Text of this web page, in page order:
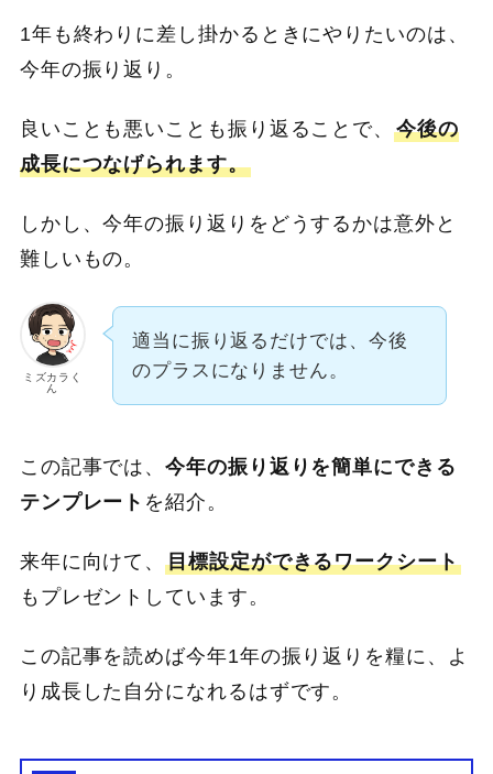
1年も終わりに差し掛かるときにやりたいのは、
今年の振り返り。
良いことも悪いことも振り返ることで、今後の
成長につなげられます。
しかし、今年の振り返りをどうするかは意外と
難しいもの。
ミズカラく
ん
適当に振り返るだけでは、今後
のプラスになりません。
この記事では、今年の振り返りを簡単にできる
テンプレート を紹介。
来年に向けて、目標設定ができるワークシート
もプレゼントしています。
この記事を読めば今年1年の振り返りを糧に、よ
り成長した自分になれるはずです。